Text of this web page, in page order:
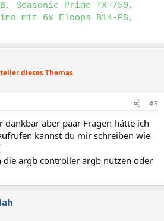
Seasonic Prime TX-750,
mit 6x Eloops B14-PS,
dieses Themas
#3
aber paar Fragen hätte ich
kannst du mir schreiben wie
die argb controller argb nutzen oder